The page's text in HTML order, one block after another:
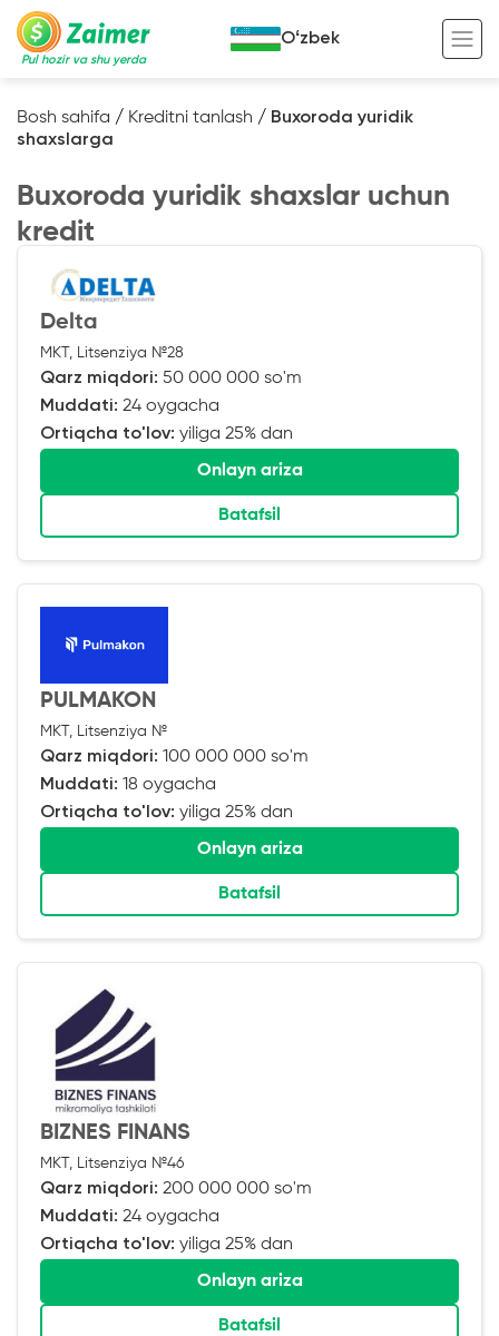
Pul hozir va shu yerda
Garov evaziga kredit
Avto garov evaziga kredit
Ko’chmas mulk garov evaziga kredit
Maxsus texnika garov evaziga kredit
Kredit onlayn
Tadbirkorlar uchun onlayn kredit
O‘zini o‘zi band qilganlar uchun onlayn
kredit
Foydali
Kreditingizning hayotiy tsikli
Kalkulyator
Oʻzbek
Bosh sahifa / Kreditni tanlash / Buxoroda yuridik
shaxslarga
Buxoroda yuridik shaxslar uchun
kredit
Delta
MKT, Litsenziya №28
Qarz miqdori: 50 000 000 so'm
Muddati: 24 oygacha
Ortiqcha to'lov: yiliga 25% dan
Onlayn ariza
Batafsil
PULMAKON
MKT, Litsenziya №
Qarz miqdori: 100 000 000 so'm
Muddati: 18 oygacha
Ortiqcha to'lov: yiliga 25% dan
Onlayn ariza
Batafsil
BIZNES FINANS
MKT, Litsenziya №46
Qarz miqdori: 200 000 000 so'm
Muddati: 24 oygacha
Ortiqcha to'lov: yiliga 25% dan
Onlayn ariza
Batafsil